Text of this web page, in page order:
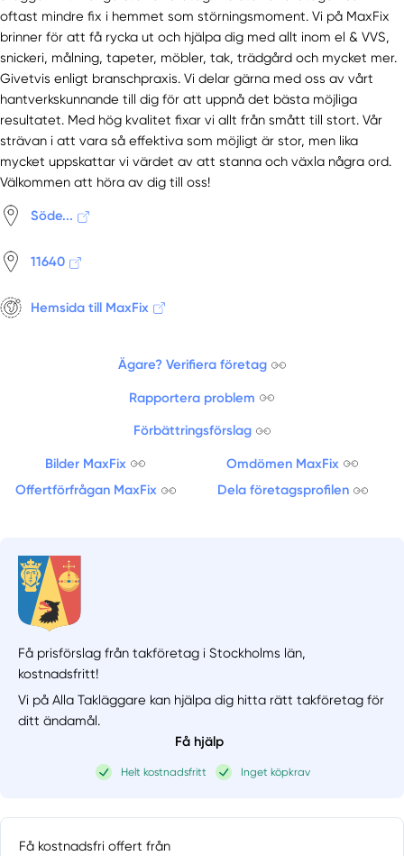
oftast mindre fix i hemmet som störningsmoment. Vi på MaxFix
brinner för att få rycka ut och hjälpa dig med allt inom el & VVS,
snickeri, målning, tapeter, möbler, tak, trädgård och mycket mer.
Givetvis enligt branschpraxis. Vi delar gärna med oss av vårt
hantverkskunnande till dig för att uppnå det bästa möjliga
resultatet. Med hög kvalitet fixar vi allt från smått till stort. Vår
strävan i att vara så effektiva som möjligt är stor, men lika
mycket uppskattar vi värdet av att stanna och växla några ord.
Välkommen att höra av dig till oss!
Söde...
11640
Hemsida till MaxFix
Ägare? Verifiera företag
Rapportera problem
Förbättringsförslag
Bilder MaxFix
Omdömen MaxFix
Offertförfrågan MaxFix
Dela företagsprofilen
Få prisförslag från takföretag i Stockholms län,
kostnadsfritt!
Vi på Alla Takläggare kan hjälpa dig hitta rätt takföretag för
ditt ändamål.
Få hjälp
Helt kostnadsfritt Inget köpkrav
Få kostnadsfri offert från